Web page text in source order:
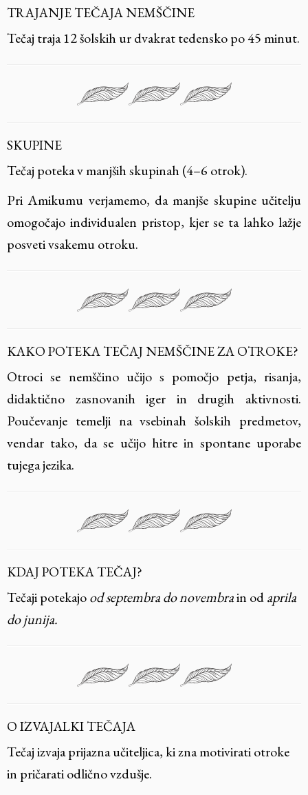
TRAJANJE TEČAJA NEMŠČINE
Tečaj traja 12 šolskih ur dvakrat tedensko po 45 minut.
SKUPINE
Tečaj poteka v manjših skupinah (4–6 otrok).
Pri Amikumu verjamemo, da manjše skupine učitelju
omogočajo individualen pristop, kjer se ta lahko lažje
posveti vsakemu otroku.
KAKO POTEKA TEČAJ NEMŠČINE ZA OTROKE?
Otroci se nemščino učijo s pomočjo petja, risanja,
didaktično zasnovanih iger in drugih aktivnosti.
Poučevanje temelji na vsebinah šolskih predmetov,
vendar tako, da se učijo hitre in spontane uporabe
tujega jezika.
KDAJ POTEKA TEČAJ?
Tečaji potekajood septembra do novembrain odaprila
do junija.
O IZVAJALKI TEČAJA
Tečaj izvaja prijazna učiteljica, ki zna motivirati otroke
in pričarati odlično vzdušje.